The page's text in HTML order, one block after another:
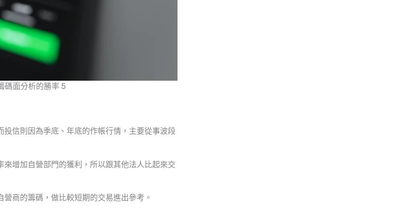
碼面分析的勝率 5
信則因為季底、年底的作帳行情，主要從事波段
增加自營部門的獲利，所以跟其他法人比起來交
商的籌碼，做比較短期的交易進出參考。